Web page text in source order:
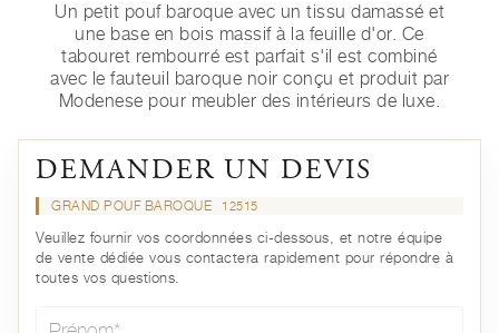
Un petit pouf baroque avec un tissu damassé et
une base en bois massif à la feuille d'or. Ce
tabouret rembourré est parfait s'il est combiné
avec le fauteuil baroque noir conçu et produit par
Modenese pour meubler des intérieurs de luxe.
DEMANDER UN DEVIS
GRAND POUF BAROQUE 12515
Veuillez fournir vos coordonnées ci-dessous, et notre équipe
de vente dédiée vous contactera rapidement pour répondre à
toutes vos questions.